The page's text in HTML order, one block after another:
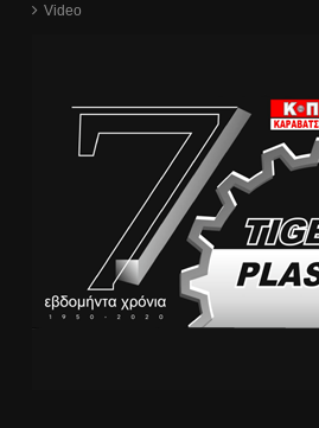
Video